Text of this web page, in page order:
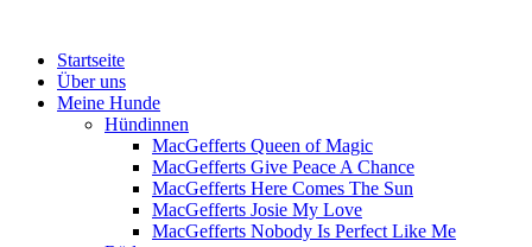
Menü
Zum
Inhalt
springen
Startseite
Über uns
Meine Hunde
Hündinnen
MacGefferts Queen of Magic
MacGefferts Give Peace A Chance
MacGefferts Here Comes The Sun
MacGefferts Josie My Love
MacGefferts Nobody Is Perfect Like Me